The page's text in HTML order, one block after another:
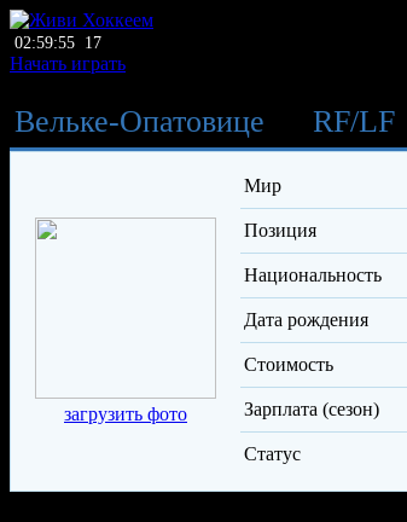
02:59:55 17
Начать играть
Вельке-Опатовице RF/LF
загрузить фото
Мир
Позиция
Национальность
Дата рождения
Стоимость
Зарплата (сезон)
Статус